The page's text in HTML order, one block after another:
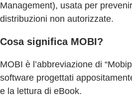
Management), usata per
distribuzioni non autorizzate.
Cosa significa MOBI?
MOBI è l’abbreviazione di
software progettati
e la lettura di eBook.